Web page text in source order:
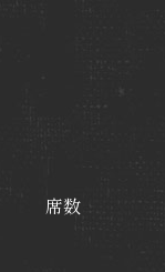
席数